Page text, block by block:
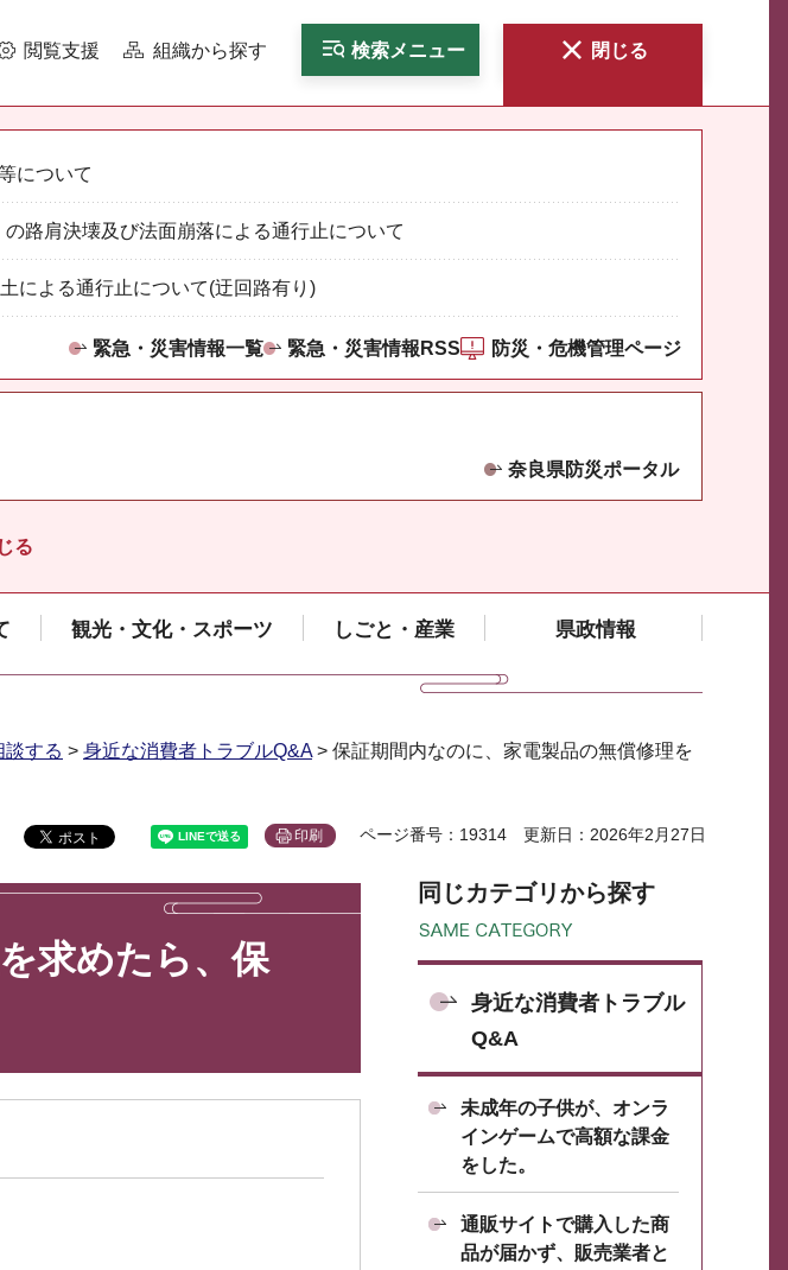
閲覧支援 組織から探す 検索メニュー 閉じる
について
路肩決壊及び法面崩落による通行止について
による通行止について(迂回路有り)
緊急・災害情報一覧 緊急・災害情報RSS 防災・危機管理ページ
奈良県防災ポータル
る
観光・文化・スポーツ しごと・産業 県政情報
談する > 身近な消費者トラブルQ&A > 保証期間内なのに、家電製品の無償修理を
印刷 ページ番号：19314 更新日：2026年2月27日
求めたら、保
同じカテゴリから探す
身近な消費者トラブル
Q&A
未成年の子供が、オンラ
インゲームで高額な課金
をした。
通販サイトで購入した商
品が届かず、販売業者と